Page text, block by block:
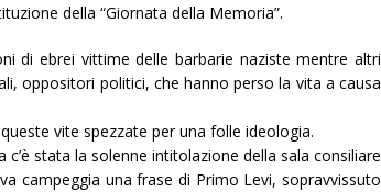
della “Giornata della Memoria”.
di ebrei vittime delle barbarie naziste mentre altri
oppositori politici, che hanno perso la vita a causa
vite spezzate per una folle ideologia.
stata la solenne intitolazione della sala consiliare
campeggia una frase di Primo Levi, sopravvissuto